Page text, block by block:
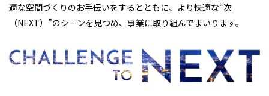
適な空間づくりのお手伝いをするとともに、より快適な“次
（NEXT）”のシーンを見つめ、事業に取り組んでまいります。